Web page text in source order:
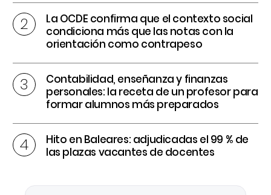
La OCDE confirma que el contexto social
condiciona más que las notas con la
orientación como contrapeso
Contabilidad, enseñanza y finanzas
personales: la receta de un profesor para
formar alumnos más preparados
Hito en Baleares: adjudicadas el 99 % de
las plazas vacantes de docentes